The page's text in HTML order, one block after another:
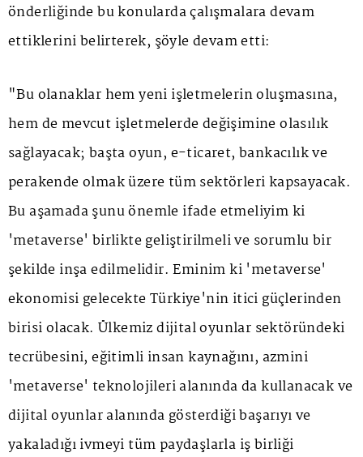
önderliğinde bu konularda çalışmalara devam
ettiklerini belirterek, şöyle devam etti:
"Bu olanaklar hem yeni işletmelerin oluşmasına,
hem de mevcut işletmelerde değişimine olasılık
sağlayacak; başta oyun, e-ticaret, bankacılık ve
perakende olmak üzere tüm sektörleri kapsayacak.
Bu aşamada şunu önemle ifade etmeliyim ki
'metaverse' birlikte geliştirilmeli ve sorumlu bir
şekilde inşa edilmelidir. Eminim ki 'metaverse'
ekonomisi gelecekte Türkiye'nin itici güçlerinden
birisi olacak. Ülkemiz dijital oyunlar sektöründeki
tecrübesini, eğitimli insan kaynağını, azmini
'metaverse' teknolojileri alanında da kullanacak ve
dijital oyunlar alanında gösterdiği başarıyı ve
yakaladığı ivmeyi tüm paydaşlarla iş birliği